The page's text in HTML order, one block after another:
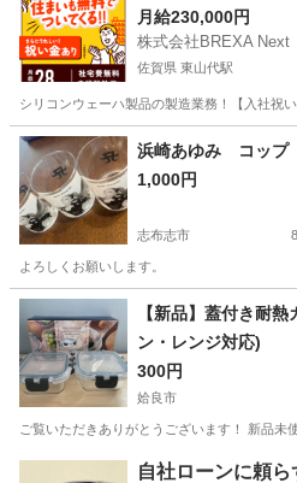
月給230,000円
株式会社BREXA Next
佐賀県 東山代駅
シリコンウェーハ製品の製造業務！【入社祝
佐賀 伊万里市 東山代駅 その他
浜崎あゆみ コッ
1,000円
志布志市
よろしくお願いします。
鹿児島 志布志市 食器 よろしく
【新品】蓋付き耐
ン・レンジ対応)
300円
姶良市
ご覧いただきありがとうございます！ 新品
調理器具
自社ローンに頼